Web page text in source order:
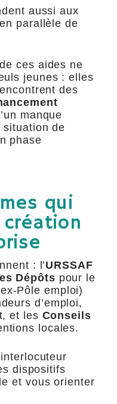
aussi aux
parallèle de
ces aides ne
jeunes : elles
des
manque
situation de
phase
qui
: l’URSSAF
Dépôts pour le
Pôle emploi)
d’emploi,
et les Conseils
locales.
dispositifs
et vous orienter